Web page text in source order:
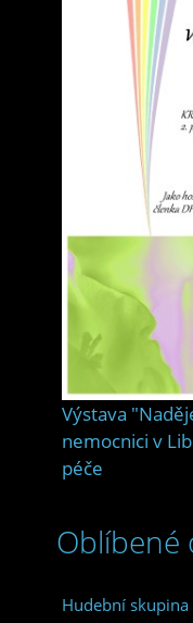
Výstava
nemocnici v
péče
Oblíbené
Hudební